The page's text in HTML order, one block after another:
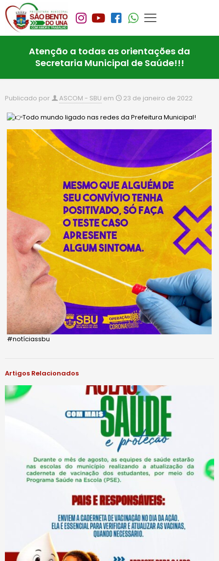
Atenção a todas as orientações da
Secretaria Municipal de Saúde!!!
Publicado por ASCOM - SBU em 23 de janeiro de 2022
Todo mundo ligado nas redes da Prefeitura Municipal!
#notíciassbu
Artigos Relacionados